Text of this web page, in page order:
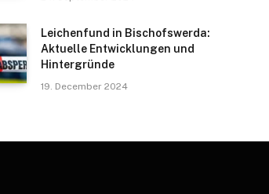
Leichenfund in Bischofswerda:
Aktuelle Entwicklungen und
Hintergründe
19. December 2024